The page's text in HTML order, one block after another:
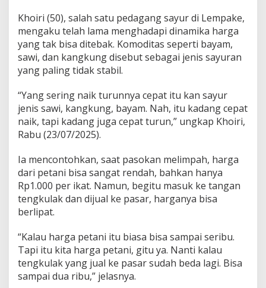
Khoiri (50), salah satu pedagang sayur di Lempake,
mengaku telah lama menghadapi dinamika harga
yang tak bisa ditebak. Komoditas seperti bayam,
sawi, dan kangkung disebut sebagai jenis sayuran
yang paling tidak stabil.
“Yang sering naik turunnya cepat itu kan sayur
jenis sawi, kangkung, bayam. Nah, itu kadang cepat
naik, tapi kadang juga cepat turun,” ungkap Khoiri,
Rabu (23/07/2025).
Ia mencontohkan, saat pasokan melimpah, harga
dari petani bisa sangat rendah, bahkan hanya
Rp1.000 per ikat. Namun, begitu masuk ke tangan
tengkulak dan dijual ke pasar, harganya bisa
berlipat.
“Kalau harga petani itu biasa bisa sampai seribu.
Tapi itu kita harga petani, gitu ya. Nanti kalau
tengkulak yang jual ke pasar sudah beda lagi. Bisa
sampai dua ribu,” jelasnya.